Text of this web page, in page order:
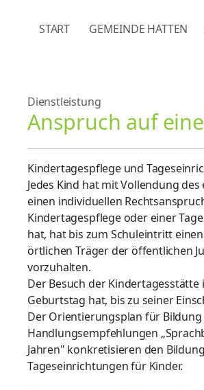
NAVIGATION ÜBERSPRINGEN
START GEMEINDE HATTEN
Dienstleistung
Anspruch auf
Kindertagespflege und
Jedes Kind hat mit Vollendung
einen individuellen
Kindertagespflege oder einer
hat, hat bis zum Schuleintritt
örtlichen Träger der öffentlichen
vorzuhalten.
Der Besuch der
Geburtstag hat, bis zu seiner
Der Orientierungsplan für
Handlungsempfehlungen
Jahren" konkretisieren den
Tageseinrichtungen für Kinder.